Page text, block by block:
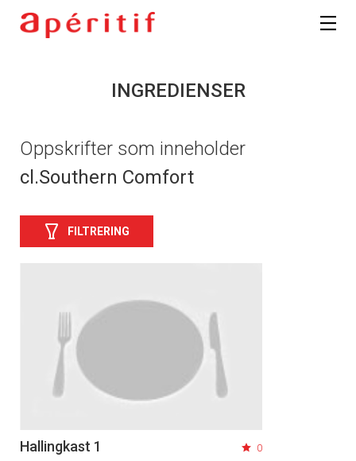
INGREDIENSER
Oppskrifter som inneholder
cl.Southern Comfort
FILTRERING
Hallingkast 1 0